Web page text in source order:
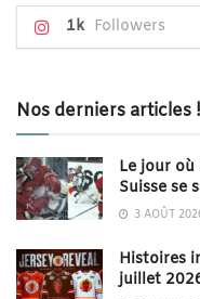
1k Followers
Nos derniers articles !
Le jour où
Suisse se
3 AOÛT
Histoires
juillet